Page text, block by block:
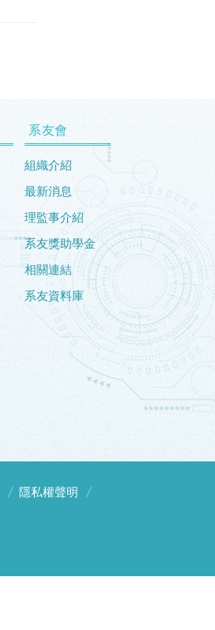
系友會
組織介紹
最新消息
理監事介紹
系友獎助學金
相關連結
系友資料庫
隱私權聲明